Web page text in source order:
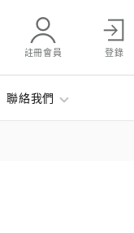
註冊會員 登錄
聯絡我們